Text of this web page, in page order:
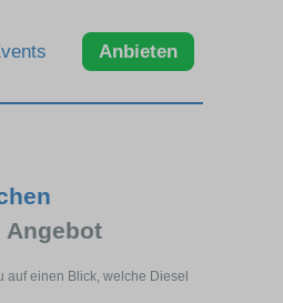
Anbieten
Angebot
einen Blick, welche Diesel